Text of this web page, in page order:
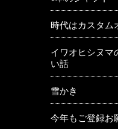
時代はカスタム
イワオヒシヌマ
い話
雪かき
今年もご登録お